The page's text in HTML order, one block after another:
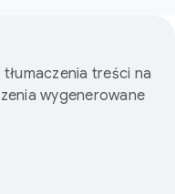
treści na
wygenerowane